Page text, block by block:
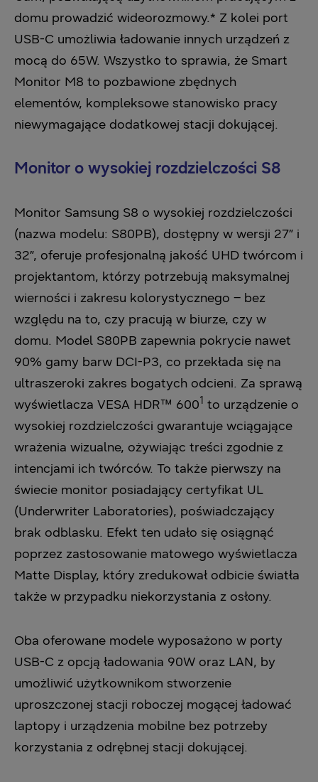
domu prowadzić wideorozmowy.* Z kolei port
USB-C umożliwia ładowanie innych urządzeń z
mocą do 65W. Wszystko to sprawia, że Smart
Monitor M8 to pozbawione zbędnych
elementów, kompleksowe stanowisko pracy
niewymagające dodatkowej stacji dokującej.
Monitor o wysokiej rozdzielczości S8
Monitor Samsung S8 o wysokiej rozdzielczości
(nazwa modelu: S80PB), dostępny w wersji 27” i
32”, oferuje profesjonalną jakość UHD twórcom i
projektantom, którzy potrzebują maksymalnej
wierności i zakresu kolorystycznego – bez
względu na to, czy pracują w biurze, czy w
domu. Model S80PB zapewnia pokrycie nawet
90% gamy barw DCI-P3, co przekłada się na
ultraszeroki zakres bogatych odcieni. Za sprawą
wyświetlacza VESA HDR™ 6001 to urządzenie o
wysokiej rozdzielczości gwarantuje wciągające
wrażenia wizualne, ożywiając treści zgodnie z
intencjami ich twórców. To także pierwszy na
świecie monitor posiadający certyfikat UL
(Underwriter Laboratories), poświadczający
brak odblasku. Efekt ten udało się osiągnąć
poprzez zastosowanie matowego wyświetlacza
Matte Display, który zredukował odbicie światła
także w przypadku niekorzystania z osłony.
Oba oferowane modele wyposażono w porty
USB-C z opcją ładowania 90W oraz LAN, by
umożliwić użytkownikom stworzenie
uproszczonej stacji roboczej mogącej ładować
laptopy i urządzenia mobilne bez potrzeby
korzystania z odrębnej stacji dokującej.